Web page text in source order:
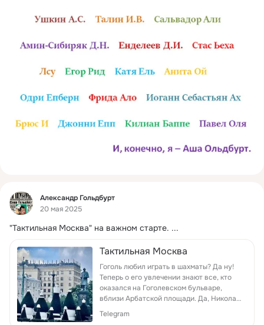
Фид
Александр Гольдбурт
20 мая 2025
"Тактильная Москва" на важном старте. ...
Тактильная Москва
Гоголь любил играть в шахматы? Да ну!
Теперь о его увлечении знают все, кто
оказался на Гоголевском бульваре,
вблизи Арбатской площади. Да, Николай
Васильевич не раз играл с шахматистом
Тургеневым Иваном Сергеевичем, с
Telegram